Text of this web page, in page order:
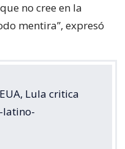
no cree en la
mentira”, expresó
Lula critica
latino-